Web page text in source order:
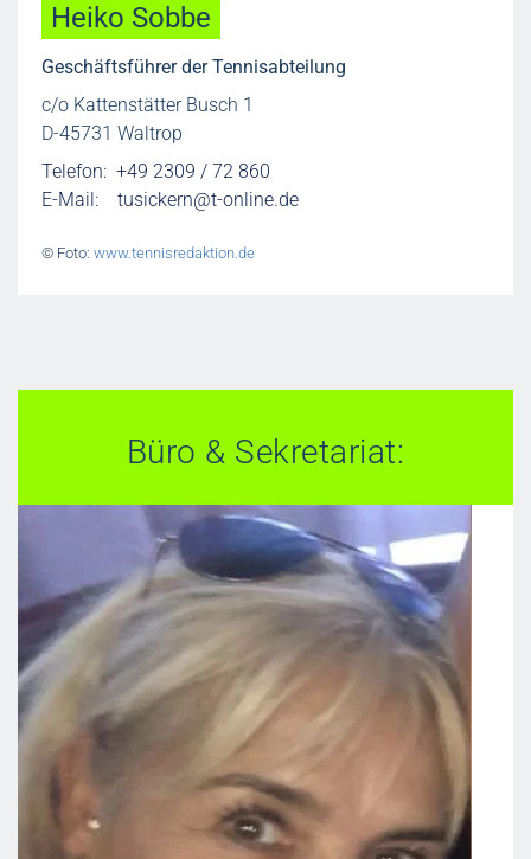
Heiko Sobbe
Geschäftsführer der Tennisabteilung
c/o Kattenstätter Busch 1
D-45731 Waltrop
Telefon: +49 2309 / 72 860
E-Mail: tusickern@t-online.de
© Foto: www.tennisredaktion.de
Büro & Sekretariat: